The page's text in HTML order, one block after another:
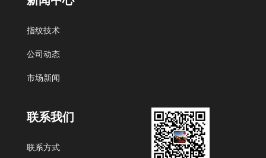
指纹技术
公司动态
市场新闻
联系我们
联系方式